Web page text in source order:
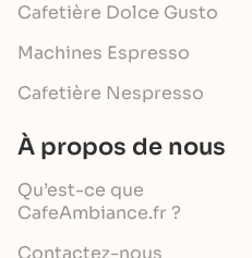
Cafetière Dolce Gusto
Machines Espresso
Cafetière Nespresso
À propos de nous
Qu’est-ce que
CafeAmbiance.fr ?
Contactez-nous